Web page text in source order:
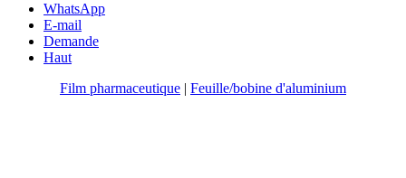
WhatsApp
E-mail
Demande
Haut
Film pharmaceutique | Feuille/bobine d'aluminium